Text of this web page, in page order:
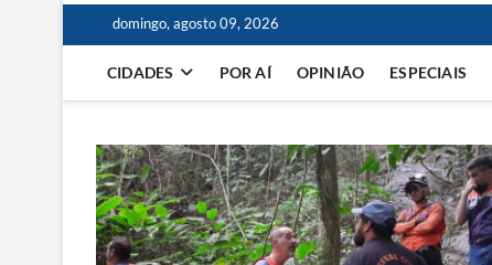
domingo, agosto 09, 2026
CIDADES POR AÍ OPINIÃO ESPECIAIS